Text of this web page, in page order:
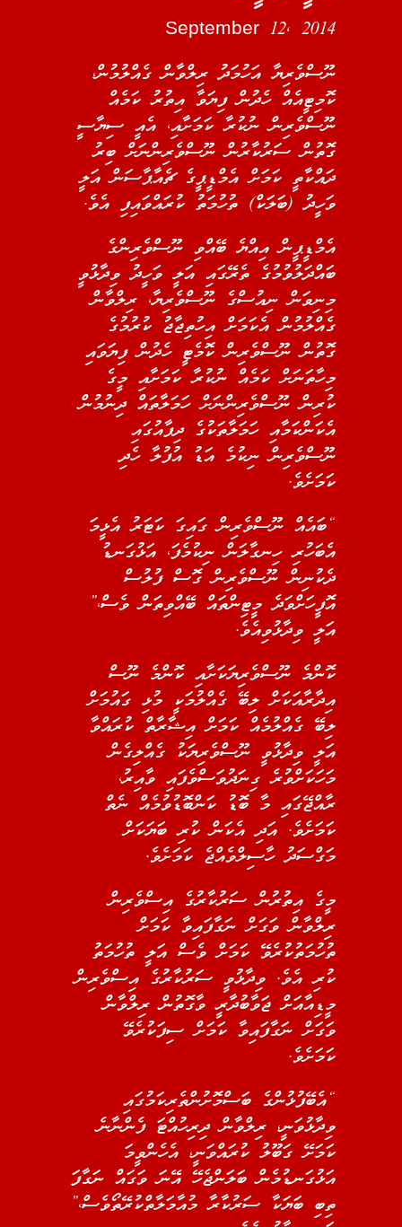
September 12, 2014
ނޫސްވެރިޔާ އަހުމަދު ރިލްވާން ގެއްލުމުން،
ކޮމިޓީއެއް ހެދުން ފިޔަވާ އިތުރު ކަމެއް
ނޫސްވެރިން ނުކުރާ ކަމަށާއި، އެއީ ސިޔާސީ
ގޮތުން ސަރުކާރުން ނޫސްވެރިންނަށް ބިރު
ދައްކާތީ ކަމަށް އެމްޑީޕީގެ ޗެއާޕާސަން އަލީ
ވަހީދު (ބަލަކް) ތުހުމަތު ކުރައްވައިފި އެވެ.
އެމްޑީޕީން އިއްޔެ ބޭއްވި ނޫސްވެރިންގެ
ބައްދަލުވުމުގެ ތެރޭގައި އަލީ ވަހީދު ވިދާޅުވީ
މިނިވަން ނިއުސްގެ ނޫސްވެރިޔާ، ރިލްވާން
ގެއްލުމުން އެކަމަށް އިހުތިޖާޖު ކުރުމުގެ
ގޮތުން ނޫސްވެރިން ކޮމެޓީ ހެދުން ފިޔަވައި
މިހާތަނަށް ކަމެއް ނުކުރާ ކަމަށާއި މީގެ
ކުރިން ނޫސްވެރިންނަށް ހަމަލާތައް ދިނުމުން
އެކަންކަމާއި ހަމަލާތަކުގެ ދިފާއުގައި
ނޫސްވެރިން ނިކުމެ އަޑު އުފުލާ ހެދި
ކަމަށެވެ.
“ބައެއް ނޫސްވެރިން ގައިގަ ކަޓަރު އެޅީމަ
އެބަހުރި ހިނގާލަން ނިކުމެފަ، އަޅުގަނޑު
ދެކުނިން ނޫސްވެރިން ގޮސް ފުލުސް
އޮފީހަށްވަދެ މީޓިންތައް ބޭއްވިތަން ވެސް،”
އަލީ ވިދާޅުވިއެވެ.
ކޮންމެ ނޫސްވެރިޔަކަށާއި ކޮންމެ ނޫސް
އިދާރާއަކަށް ލިބޭ ގެއްލުމަކީ މުޅި ގައުމަށް
ލިބޭ ގެއްލުމެއް ކަމަށް އިޝާރާތް ކުރައްވާ
އަލީ ވިދާޅުވީ ނޫސްވެރިޔަކު ގެއްލިގެން
މަހަކަށްވުރެ ގިނަދުވަސްވެފައި ވާއިރު،
ރާއްޖޭގައި މާ ބޮޑު ކަންބޮޑުވުމެއް ނެތް
ކަމަށެވެ. އަދި އެކަން ކުރި ބަޔަކަށް
މަގްސަދު ހާސިލްވެއްޖެ ކަމަށެވެ.
މީގެ އިތުރުން ސަރުކާރުގެ އިސްވެރިން
ރިލްވާން ވަގަށް ނަގާފައިވާ ކަމަށް
ތުހުމަތުކުރެވޭ ކަމަށް ވެސް އަލީ ތުހުމަތު
ކުރި އެވެ. ވިދާޅުވީ ސަރުކާރުގެ އިސްވެރިން
މީޑިއާއަށް ޖަވާބުދާރީ ވާގޮތުން ރިލްވާން
ވަގަށް ނަގާފައިވާ ކަމަށް ސިފަކުރެވޭ
ކަމަށެވެ.
“އެބޭފުޅުންގެ ބަސްމޮށުންތެރިކަމުގައި
ވިދާޅުވަނީ، ރިލްވާން ދިރިހުއްޓަ ފެންނާނެ
ކަމަށޭ ގަބޫލު ކުރައްވަނީ، އެހެންވީމަ
އަޅުގަނޑުމެން ބަލަންޖެހޭ އޭނަ ވަގައް ނަގާފަ
ތިބި ބަޔަކާ ސަރުކާރާ މުއާމަލާތްކުރޭތޯވެސް،”